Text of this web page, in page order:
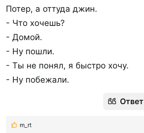
Потер, а оттуда джин.
- Что хочешь?
- Домой.
- Ну пошли.
- Ты не понял, я быстро хочу.
- Ну побежали.
Ответ
Р
m_rt